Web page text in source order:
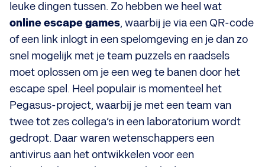
leuke dingen tussen. Zo hebben we heel wat
online escape games, waarbij je via een QR-code
of een link inlogt in een spelomgeving en je dan zo
snel mogelijk met je team puzzels en raadsels
moet oplossen om je een weg te banen door het
escape spel. Heel populair is momenteel het
Pegasus-project, waarbij je met een team van
twee tot zes collega’s in een laboratorium wordt
gedropt. Daar waren wetenschappers een
antivirus aan het ontwikkelen voor een